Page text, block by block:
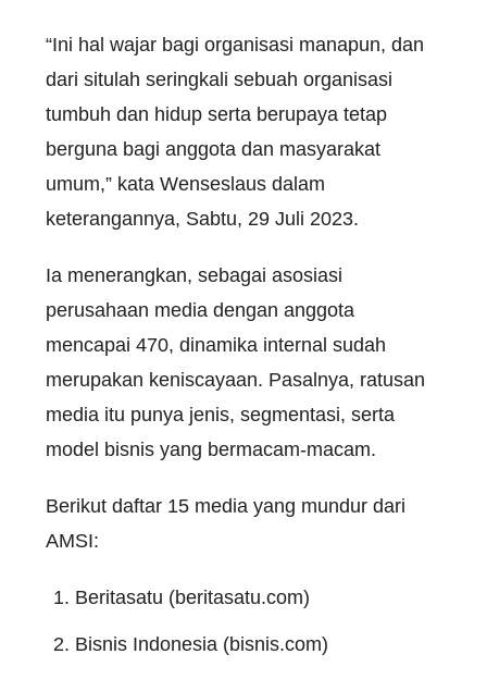
“Ini hal wajar bagi organisasi manapun, dan
dari situlah seringkali sebuah organisasi
tumbuh dan hidup serta berupaya tetap
berguna bagi anggota dan masyarakat
umum,” kata Wenseslaus dalam
keterangannya, Sabtu, 29 Juli 2023.
Ia menerangkan, sebagai asosiasi
perusahaan media dengan anggota
mencapai 470, dinamika internal sudah
merupakan keniscayaan. Pasalnya, ratusan
media itu punya jenis, segmentasi, serta
model bisnis yang bermacam-macam.
Berikut daftar 15 media yang mundur dari
AMSI:
Beritasatu (beritasatu.com)
Bisnis Indonesia (bisnis.com)